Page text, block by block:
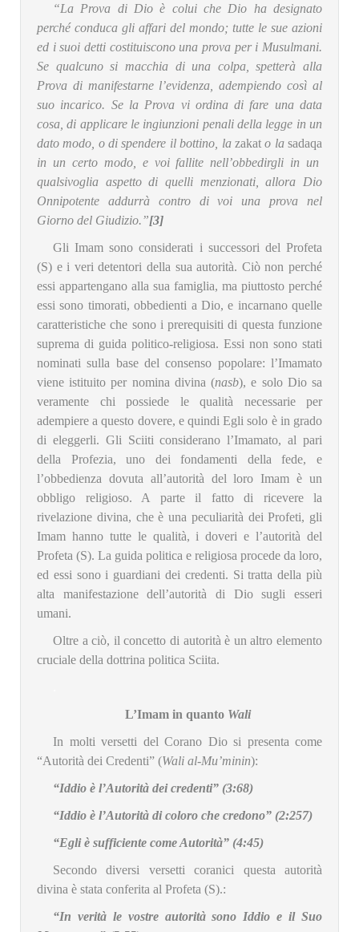
“La Prova di Dio è colui che Dio ha designato
perché conduca gli affari del mondo; tutte le sue azioni
ed i suoi detti costituiscono una prova per i Musulmani.
Se qualcuno si macchia di una colpa, spetterà alla
Prova di manifestarne l’evidenza, adempiendo così al
suo incarico. Se la Prova vi ordina di fare una data
cosa, di applicare le ingiunzioni penali della legge in un
dato modo, o di spendere il bottino, la zakato lasadaqa
in un certo modo, e voi fallite nell’obbedirgli in un
qualsivoglia aspetto di quelli menzionati, allora Dio
Onnipotente addurrà contro di voi una prova nel
Giorno del Giudizio.”[3]
Gli Imam sono considerati i successori del Profeta
(S) e i veri detentori della sua autorità. Ciò non perché
essi appartengano alla sua famiglia, ma piuttosto perché
essi sono timorati, obbedienti a Dio, e incarnano quelle
caratteristiche che sono i prerequisiti di questa funzione
suprema di guida politico-religiosa. Essi non sono stati
nominati sulla base del consenso popolare: l’Imamato
viene istituito per nomina divina (nasb), e solo Dio sa
veramente chi possiede le qualità necessarie per
adempiere a questo dovere, e quindi Egli solo è in grado
di eleggerli. Gli Sciiti considerano l’Imamato, al pari
della Profezia, uno dei fondamenti della fede, e
l’obbedienza dovuta all’autorità del loro Imam è un
obbligo religioso. A parte il fatto di ricevere la
rivelazione divina, che è una peculiarità dei Profeti, gli
Imam hanno tutte le qualità, i doveri e l’autorità del
Profeta (S). La guida politica e religiosa procede da loro,
ed essi sono i guardiani dei credenti. Si tratta della più
alta manifestazione dell’autorità di Dio sugli esseri
umani.
Oltre a ciò, il concetto di autorità è un altro elemento
cruciale della dottrina politica Sciita.
L’Imam in quanto Wali
In molti versetti del Corano Dio si presenta come
“Autorità dei Credenti” (Wali al-Mu’minin):
“Iddio è l’Autorità dei credenti” (3:68)
“Iddio è l’Autorità di coloro che credono” (2:257)
“Egli è sufficiente come Autorità” (4:45)
Secondo diversi versetti coranici questa autorità
divina è stata conferita al Profeta (S).:
“In verità le vostre autorità sono Iddio e il Suo